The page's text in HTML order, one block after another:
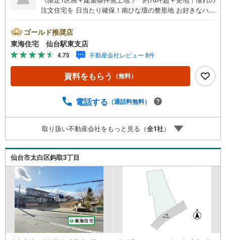
注文住宅を 日当たり確保！南ひな壇の整形地 お好きなハウ
庭付きのお家プランも * 未掲載物件のご提案・ご案内も可
能です * アピールポイント *■自分に合ったスケジュールで
間取りなどを選ぶことができます ■お好きなハウスメーカ
ーで自由設計が可能な条件無し土地 。■選べる外観・自由
な間取り ■プランの練りやすい高低差のないキレイな整形
地 :）【配管状況】・上水道:引込み有（20mm）・下水道:
3分・八木山中学校:徒歩19分・セブンイレブン青山店:徒歩
当日のご予約も承っております！お気軽にお電話下さ
い！・来社はもちろん、メールでのご相談、資料請求も大
歓迎です ⇒お電話に抵抗がある方も安心してお問い合わせ
ください
ゴールド推奨店
東海住宅 仙台駅東支店
4.75 不動産会社レビュー 8件
資料をもらう （無料）
電話する （通話料無料）
取り扱い不動産会社をもっと見る（全1社）
仙台市太白区鈎取3丁目